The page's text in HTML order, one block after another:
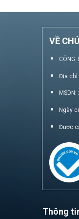
VỀ
CÔNG
Địa chỉ:
Ngày
Được
Thông